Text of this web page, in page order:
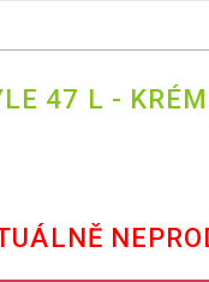
47 L -